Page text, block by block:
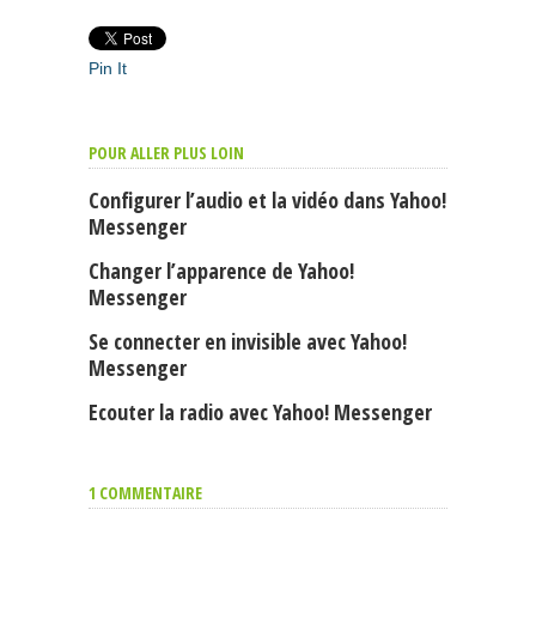
Pin It
POUR ALLER PLUS LOIN
Configurer l’audio et la vidéo dans Yahoo!
Messenger
Changer l’apparence de Yahoo!
Messenger
Se connecter en invisible avec Yahoo!
Messenger
Ecouter la radio avec Yahoo! Messenger
1 COMMENTAIRE